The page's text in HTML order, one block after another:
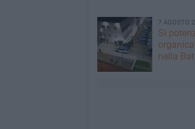
7 AGOSTO
Si
nella Bat